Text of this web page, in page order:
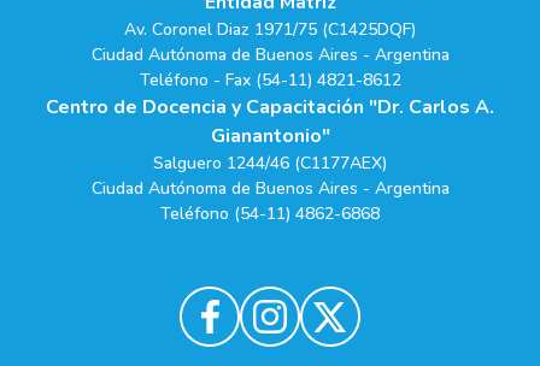
Av. Coronel Diaz 1971/75 (C1425DQF)
Ciudad Autónoma de Buenos Aires - Argentina
Teléfono - Fax (54-11) 4821-8612
Centro de Docencia y Capacitación "Dr. Carlos A.
Gianantonio"
Salguero 1244/46 (C1177AEX)
Ciudad Autónoma de Buenos Aires - Argentina
Teléfono (54-11) 4862-6868